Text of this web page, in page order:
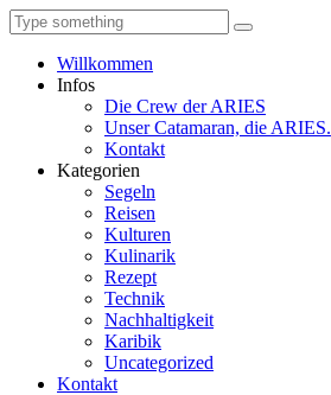
Willkommen
Infos
Die Crew der ARIES
Unser Catamaran, die ARIES.
Kontakt
Kategorien
Segeln
Reisen
Kulturen
Kulinarik
Rezept
Technik
Nachhaltigkeit
Karibik
Uncategorized
Kontakt